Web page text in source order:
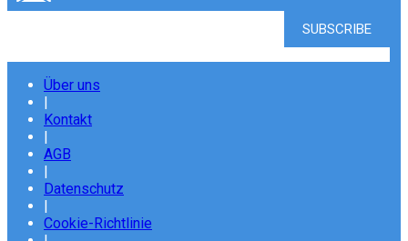
Über uns
|
Kontakt
|
AGB
|
Datenschutz
|
Cookie-Richtlinie